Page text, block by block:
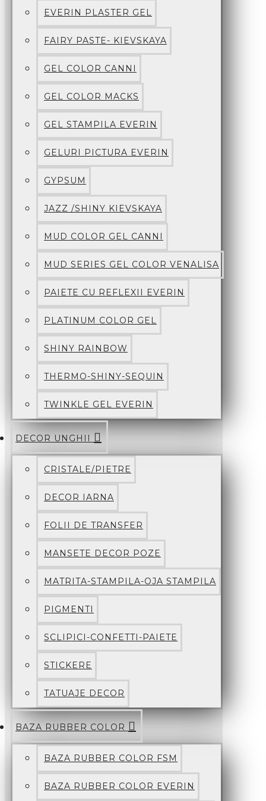
EVERIN PLASTER GEL
FAIRY PASTE- KIEVSKAYA
GEL COLOR CANNI
GEL COLOR MACKS
GEL STAMPILA EVERIN
GELURI PICTURA EVERIN
GYPSUM
JAZZ /SHINY KIEVSKAYA
MUD COLOR GEL CANNI
MUD SERIES GEL COLOR VENALISA
PAIETE CU REFLEXII EVERIN
PLATINUM COLOR GEL
SHINY RAINBOW
THERMO-SHINY-SEQUIN
TWINKLE GEL EVERIN
DECOR UNGHII
CRISTALE/PIETRE
DECOR IARNA
FOLII DE TRANSFER
MANSETE DECOR POZE
MATRITA-STAMPILA-OJA STAMPILA
PIGMENTI
SCLIPICI-CONFETTI-PAIETE
STICKERE
TATUAJE DECOR
BAZA RUBBER COLOR
BAZA RUBBER COLOR FSM
BAZA RUBBER COLOR EVERIN